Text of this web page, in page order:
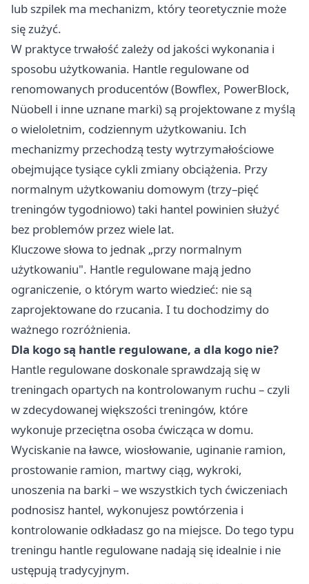
lub szpilek ma mechanizm, który teoretycznie może
się zużyć.
W praktyce trwałość zależy od jakości wykonania i
sposobu użytkowania. Hantle regulowane od
renomowanych producentów (Bowflex, PowerBlock,
Nüobell i inne uznane marki) są projektowane z myślą
o wieloletnim, codziennym użytkowaniu. Ich
mechanizmy przechodzą testy wytrzymałościowe
obejmujące tysiące cykli zmiany obciążenia. Przy
normalnym użytkowaniu domowym (trzy–pięć
treningów tygodniowo) taki hantel powinien służyć
bez problemów przez wiele lat.
Kluczowe słowa to jednak „przy normalnym
użytkowaniu". Hantle regulowane mają jedno
ograniczenie, o którym warto wiedzieć: nie są
zaprojektowane do rzucania. I tu dochodzimy do
ważnego rozróżnienia.
Dla kogo są hantle regulowane, a dla kogo nie?
Hantle regulowane doskonale sprawdzają się w
treningach opartych na kontrolowanym ruchu – czyli
w zdecydowanej większości treningów, które
wykonuje przeciętna osoba ćwicząca w domu.
Wyciskanie na ławce, wiosłowanie, uginanie ramion,
prostowanie ramion, martwy ciąg, wykroki,
unoszenia na barki – we wszystkich tych ćwiczeniach
podnosisz hantel, wykonujesz powtórzenia i
kontrolowanie odkładasz go na miejsce. Do tego typu
treningu hantle regulowane nadają się idealnie i nie
ustępują tradycyjnym.